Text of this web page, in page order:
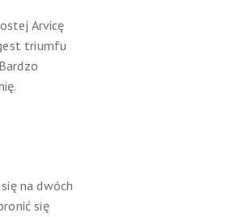
Arvicę
triumfu
na dwóch
się